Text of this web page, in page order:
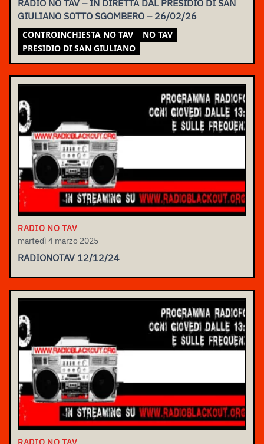
RADIO NO TAV – IN DIRETTA DAL PRESIDIO DI SAN
GIULIANO SOTTO SGOMBERO – 26/02/26
CONTROINCHIESTA NO TAV
NO TAV
PRESIDIO DI SAN GIULIANO
RADIO NO TAV
martedì 4 marzo 2025
RADIONOTAV 12/12/24